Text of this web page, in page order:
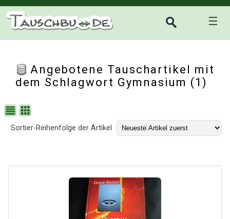
☰
Angebotene Tauschartikel mit
dem Schlagwort Gymnasium (1)
Sortier-Reihenfolge der Artikel